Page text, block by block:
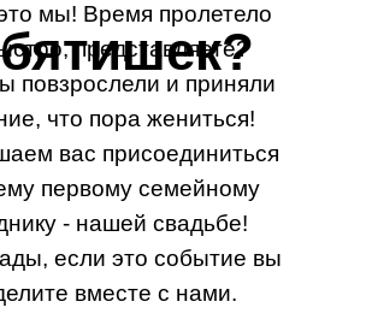
мы! Время пролетело
представляете?
повзрослели и приняли
что пора жениться!
вас присоединиться
первому семейному
- нашей свадьбе!
если это событие вы
вместе с нами.